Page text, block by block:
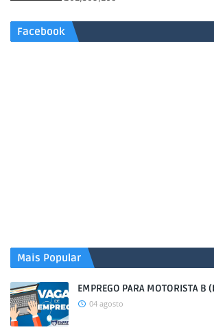
Facebook
Mais Popular
EMPREGO PARA MOTORISTA B
04 agosto